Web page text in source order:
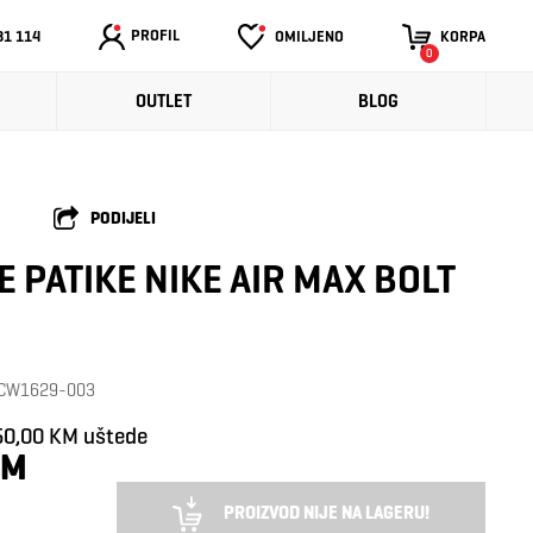
114 PROFIL OMILJENO KORPA
0
OUTLET BLOG
PODIJELI
PATIKE NIKE AIR MAX BOLT
003
KM uštede
PROIZVOD NIJE NA LAGERU!